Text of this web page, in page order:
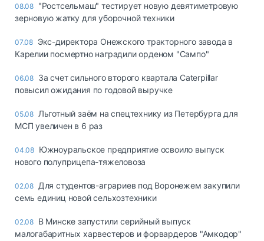
08.08 "Ростсельмаш" тестирует новую девятиметровую
зерновую жатку для уборочной техники
07.08 Экс-директора Онежского тракторного завода в
Карелии посмертно наградили орденом "Сампо"
06.08 За счет сильного второго квартала Caterpillar
повысил ожидания по годовой выручке
05.08 Льготный заём на спецтехнику из Петербурга для
МСП увеличен в 6 раз
04.08 Южноуральское предприятие освоило выпуск
нового полуприцепа-тяжеловоза
02.08 Для студентов-аграриев под Воронежем закупили
семь единиц новой сельхозтехники
02.08 В Минске запустили серийный выпуск
малогабаритных харвестеров и форвардеров "Амкодор"